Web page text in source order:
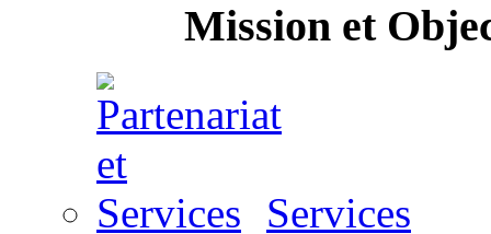
Mission et
Services